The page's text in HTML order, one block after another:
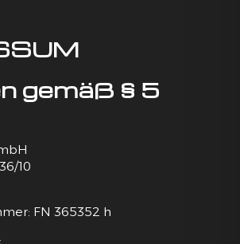
gemäß § 5
10
FN 365352 h